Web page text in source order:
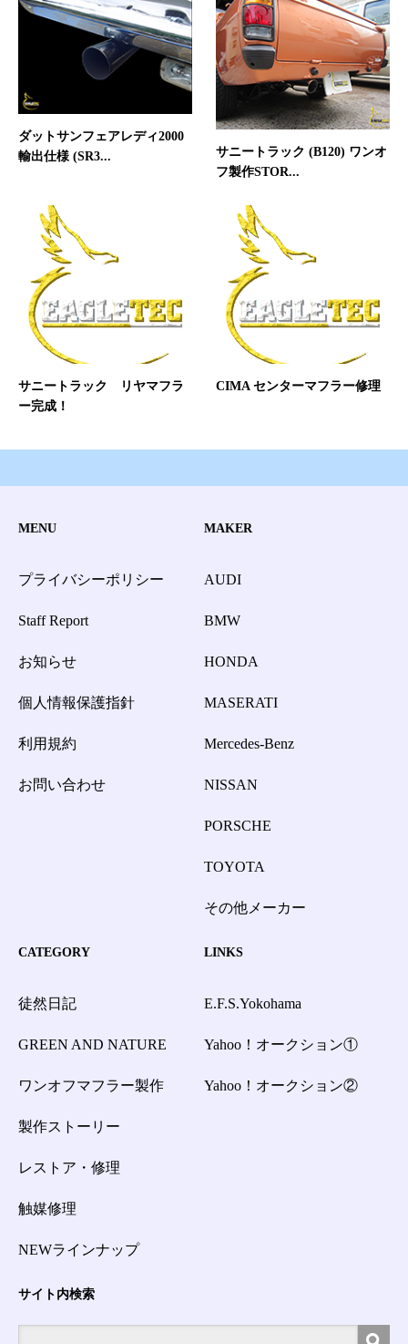
ダットサンフェアレディ2000
輸出仕様 (SR3...
サニートラック (B120) ワンオ
フ製作STOR...
サニートラック リヤマフラ
ー完成！
CIMA センターマフラー修理
MENU
プライバシーポリシー
Staff Report
お知らせ
個人情報保護指針
利用規約
お問い合わせ
MAKER
AUDI
BMW
HONDA
MASERATI
Mercedes-Benz
NISSAN
PORSCHE
TOYOTA
その他メーカー
CATEGORY
徒然日記
GREEN AND NATURE
ワンオフマフラー製作
製作ストーリー
レストア・修理
触媒修理
NEWラインナップ
LINKS
E.F.S.Yokohama
Yahoo！オークション①
Yahoo！オークション②
サイト内検索